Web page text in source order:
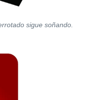
sigue soñando.